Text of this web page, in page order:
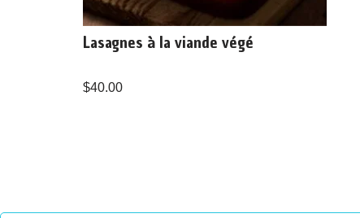
Lasagnes à la viande végé
$40.00